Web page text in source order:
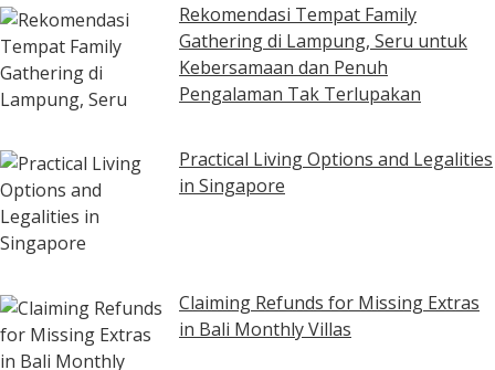
Rekomendasi Tempat Family
Gathering di Lampung, Seru untuk
Kebersamaan dan Penuh
Pengalaman Tak Terlupakan
Practical Living Options and Legalities
in Singapore
Claiming Refunds for Missing Extras
in Bali Monthly Villas